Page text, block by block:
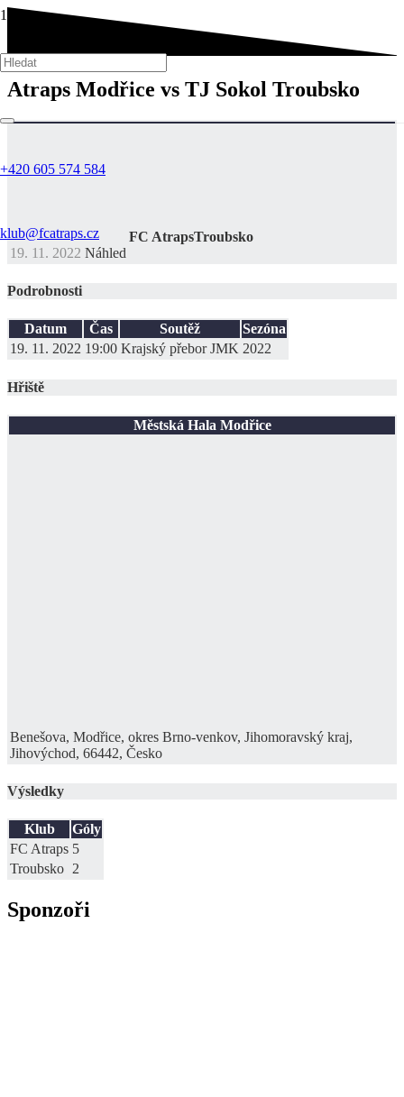
+420 605 574 584
klub@fcatraps.cz
Atraps Modřice vs TJ Sokol Troubsko
FC AtrapsTroubsko
19. 11. 2022 Náhled
Podrobnosti
Datum Čas Soutěž
Sezóna
19. 11. 2022 19:00 Krajský přebor JMK 2022
Hřiště
Městská Hala Modřice
Benešova, Modřice, okres Brno-venkov, Jihomoravský kraj,
Jihovýchod, 66442, Česko
Výsledky
Klub
Góly
FC Atraps 5
Troubsko 2
Sponzoři